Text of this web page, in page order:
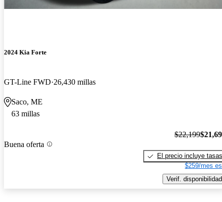
2024 Kia Forte
GT-Line FWD 26,430 millas
Saco, ME
63 millas
Buena oferta
$22,199
El precio incluye tasas
$259/mes
Verif. disponibilidad